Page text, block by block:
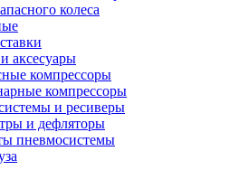
колеса
аксесуары
компрессоры
компрессоры
и ресиверы
и дефляторы
пневмосистемы